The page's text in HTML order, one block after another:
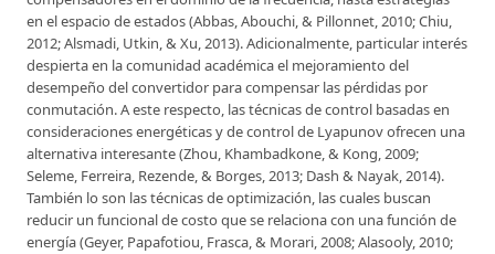
en el espacio de estados (Abbas, Abouchi, & Pillonnet, 2010; Chiu,
2012; Alsmadi, Utkin, & Xu, 2013). Adicionalmente, particular interés
despierta en la comunidad académica el mejoramiento del
desempeño del convertidor para compensar las pérdidas por
conmutación. A este respecto, las técnicas de control basadas en
consideraciones energéticas y de control de Lyapunov ofrecen una
alternativa interesante (Zhou, Khambadkone, & Kong, 2009;
Seleme, Ferreira, Rezende, & Borges, 2013; Dash & Nayak, 2014).
También lo son las técnicas de optimización, las cuales buscan
reducir un funcional de costo que se relaciona con una función de
energía (Geyer, Papafotiou, Frasca, & Morari, 2008; Alasooly, 2010;